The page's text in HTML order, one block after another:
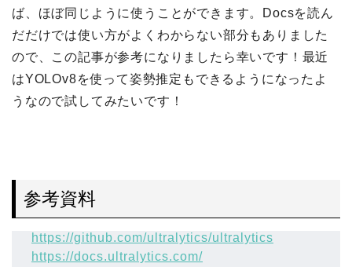
ば、ほぼ同じように使うことができます。Docsを読ん
だだけでは使い方がよくわからない部分もありました
ので、この記事が参考になりましたら幸いです！最近
はYOLOv8を使って姿勢推定もできるようになったよ
うなので試してみたいです！
参考資料
https://github.com/ultralytics/ultralytics
https://docs.ultralytics.com/